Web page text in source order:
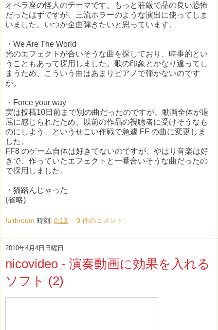
オペラ座の怪人のテーマです。もっと荘厳で品の良い恐怖
だったはずですが、三流ホラーのような演出に使ってしま
いました。いつか全曲弾きたいと思っています。
・We Are The World
光のエフェクトが合いそうな曲を探しており、時事的とい
うこともあって採用しました。歌の印象とかなり違ってし
まうため、こういう曲はあまりピアノで弾かないのです
が。
・Force your way
実は投稿10日前まで別の曲だったのですが、動画全体が退
屈に感じられたため、以前の作品の視聴者に受けそうなも
のにしよう、というせこい作戦で急遽 FF の曲に変更しま
した。
FF8 のゲーム自体は好きでないのですが、やはり音楽は好
きで、作っていたエフェクトと一番合いそうな曲だったの
で採用しました。
・猫踏んじゃった
(省略)
faithroom 時刻: 0:13 0 件のコメント:
2010年4月4日日曜日
nicovideo - 演奏動画に効果を入れる
ソフト (2)